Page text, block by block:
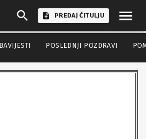
PREDAJ ČITULJU
POSLEDNJI POZDRAVI